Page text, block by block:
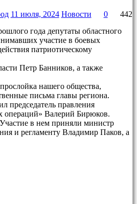
11 июля, 2024 Новости 0
442
года депутаты областного
участие в боевых
патриотическому
Петр Банников, а также
нашего общества,
письма главы региона.
председатель правления
операций» Валерий Бирюков.
в нем приняли министр
и регламенту Владимир Паков, а